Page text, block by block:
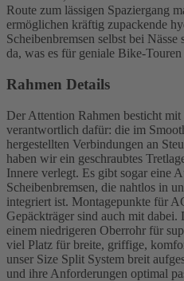
Route zum lässigen Spaziergang
ermöglichen kräftig zupackende
Scheibenbremsen selbst bei
da, was es für geniale Bike-
Rahmen Details
Der Attention Rahmen besticht
verantwortlich dafür: die im
hergestellten Verbindungen an
haben wir ein geschraubtes
Innere verlegt. Es gibt sogar eine
Scheibenbremsen, die nahtlos in
integriert ist. Montagepunkte für
Gepäckträger sind auch mit
einem niedrigeren Oberrohr für
viel Platz für breite, griffige,
unser Size Split System breit
und ihre Anforderungen optimal